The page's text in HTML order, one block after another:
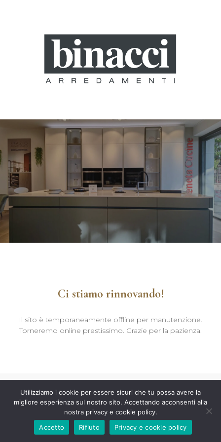
Ci stiamo rinnovando!
Il sito è temporaneamente offline per manutenzione.
Torneremo online prestissimo. Grazie per la pazienza.
Utilizziamo i cookie per essere sicuri che tu possa avere la
migliore esperienza sul nostro sito. Accettando acconsenti alla
nostra privacy e cookie policy.
Accetto
Rifiuto Privacy e cookie policy